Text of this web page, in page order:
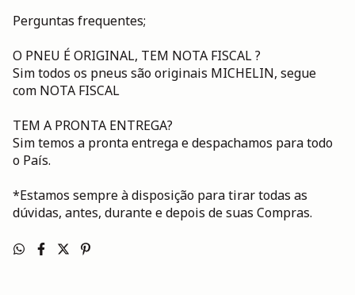
Perguntas frequentes;
O PNEU É ORIGINAL, TEM NOTA FISCAL ?
Sim todos os pneus são originais MICHELIN, segue
com NOTA FISCAL
TEM A PRONTA ENTREGA?
Sim temos a pronta entrega e despachamos para todo
o País.
*Estamos sempre à disposição para tirar todas as
dúvidas, antes, durante e depois de suas Compras.